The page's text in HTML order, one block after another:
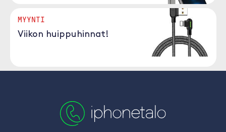
MYYNTI
Viikon huippuhinnat!